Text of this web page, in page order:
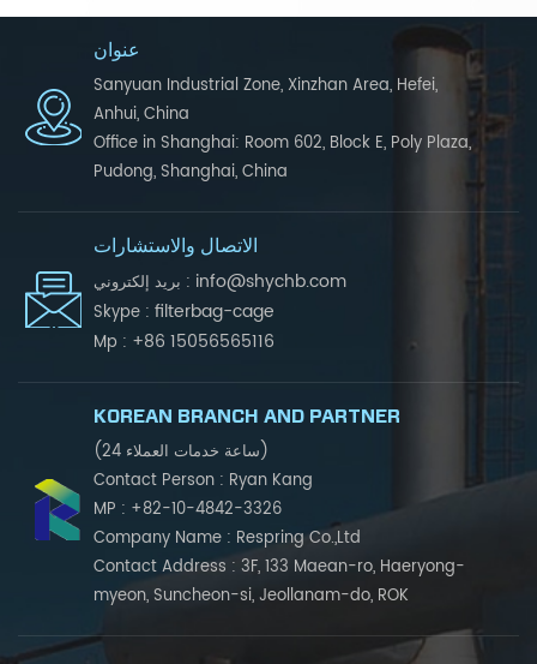
عنوان
Sanyuan Industrial Zone, Xinzhan Area, Hefei,
Anhui, China
Office in Shanghai: Room 602, Block E, Poly Plaza,
Pudong, Shanghai, China
الاتصال والاستشارات
بريد إلكتروني : info@shychb.com
Skype : filterbag-cage
Mp : +86 15056565116
KOREAN BRANCH AND PARTNER
(24 ساعة خدمات العملاء)
Contact Person : Ryan Kang
MP : +82-10-4842-3326
Company Name : Respring Co.,Ltd
Contact Address : 3F, 133 Maean-ro, Haeryong-
myeon, Suncheon-si, Jeollanam-do, ROK